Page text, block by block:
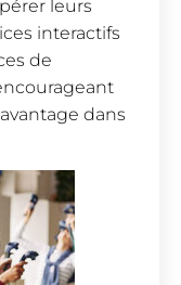
leurs
interactifs
de
dans